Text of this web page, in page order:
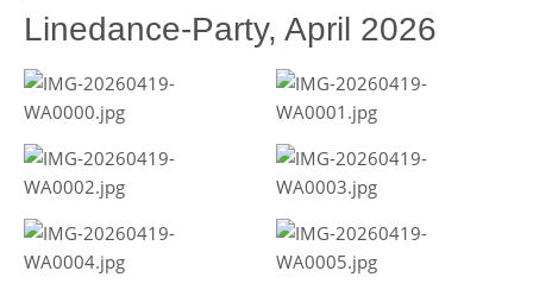
Linedance-Party, April 2026